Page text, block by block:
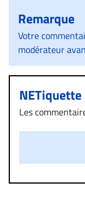
Remarque
Votre
modérateur
Les
diffamatoire.
un